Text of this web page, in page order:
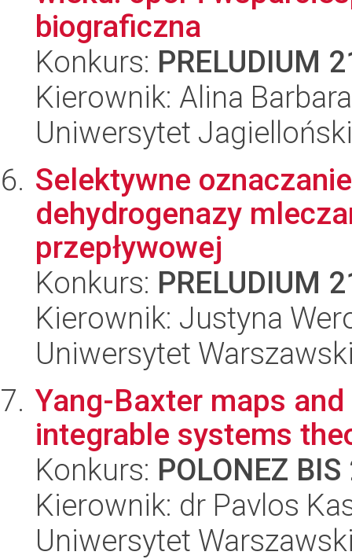
biograficzna
Konkurs: PRELUDIUM
Kierownik: Alina
Uniwersytet
Selektywne
dehydrogenazy
przepływowej
Konkurs: PRELUDIUM
Kierownik: Justyna
Uniwersytet
Yang-Baxter maps
integrable systems
Konkurs: POLONEZ BIS
Kierownik: dr Pavlos
Uniwersytet